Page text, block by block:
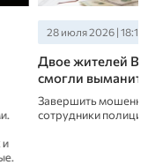
и
28 июля 2026 | 18:10
Двое жителей
смогли
Завершить
сотрудники полиции